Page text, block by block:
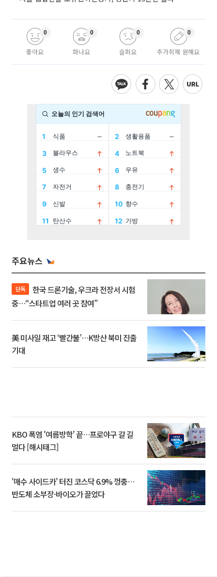
좋아요
0
화나요
0
슬퍼요
0
추가취재 원해요
0
주요뉴스
단독
중…“스타트업 여러 곳 참여”
美 미사일 재고 ‘빨간불’…K방산 북미 진출
기대
KBO 폭염 '여름방학' 끝…프로야구 갈 길
멀다 [해시태그]
'매수 사이드카' 터진 코스닥 6.9% 껑충…
반도체 소부장·바이오가 끌었다